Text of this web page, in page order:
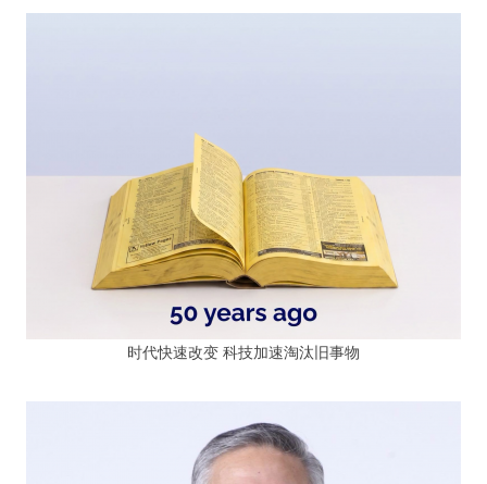
时代快速改变 科技加速淘汰旧事物